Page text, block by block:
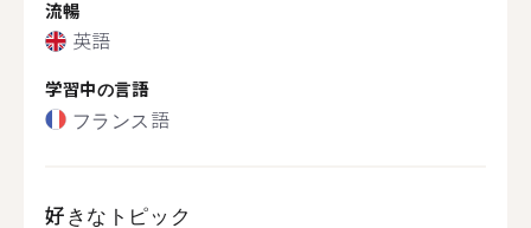
流暢
英語
学習中の言語
フランス語
好きなトピック